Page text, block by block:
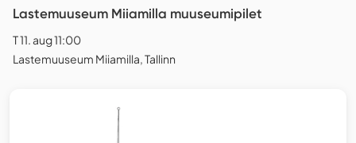
Lastemuuseum Miiamilla muuseumipilet
T 11. aug 11:00
Lastemuuseum Miiamilla, Tallinn